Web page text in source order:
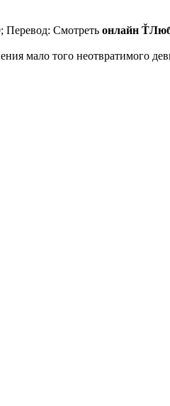
Перевод: Смотреть онлайн
мало того неотвратимого